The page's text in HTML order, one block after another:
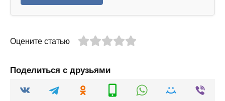
Оцените статью
Поделиться с друзьями